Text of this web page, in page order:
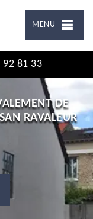
MENU
92 81 33
DE
RAVALEUR